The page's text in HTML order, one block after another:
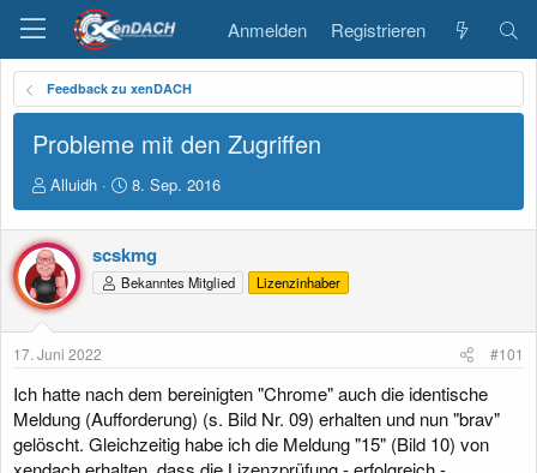
Anmelden Registrieren
Feedback zu xenDACH
Probleme mit den Zugriffen
E
r
s
t
e
l
l
e
r
Alluidh
E
r
s
t
e
l
t
8. Sep. 2016
scskmg
Bekanntes Mitglied Lizenzinhaber
17. Juni 2022 #101
Ich hatte nach dem bereinigten "Chrome" auch die identische
Meldung (Aufforderung) (s. Bild Nr. 09) erhalten und nun "brav"
gelöscht. Gleichzeitig habe ich die Meldung "15" (Bild 10) von